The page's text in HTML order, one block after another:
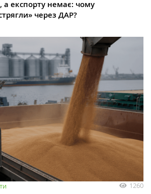
а експорту немає: чому
через ДАР?
1260